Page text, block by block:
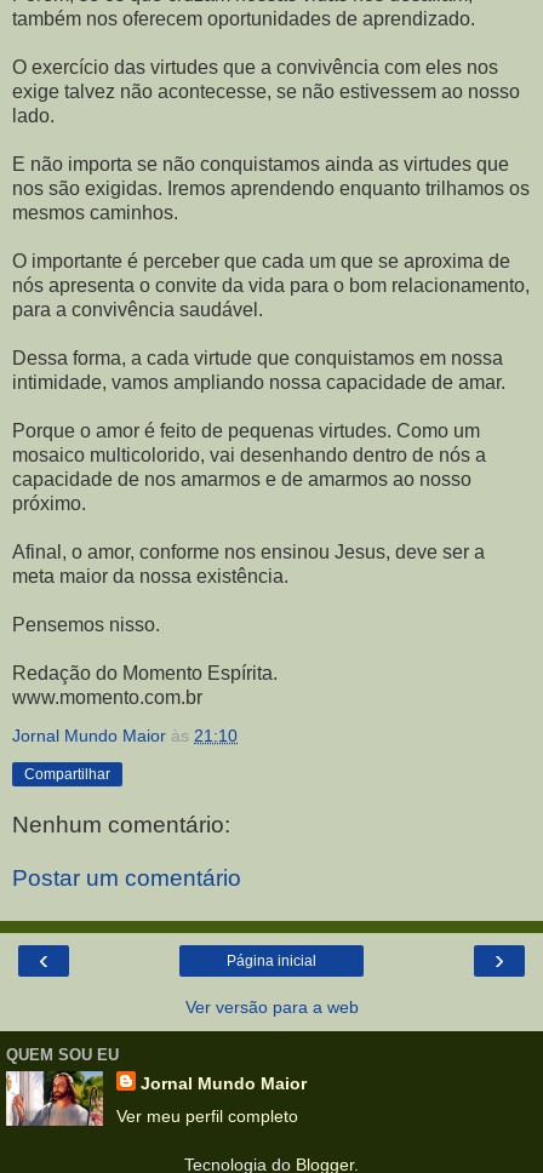
também nos oferecem oportunidades de aprendizado.
O exercício das virtudes que a convivência com eles nos
exige talvez não acontecesse, se não estivessem ao nosso
lado.
E não importa se não conquistamos ainda as virtudes que
nos são exigidas. Iremos aprendendo enquanto trilhamos os
mesmos caminhos.
O importante é perceber que cada um que se aproxima de
nós apresenta o convite da vida para o bom relacionamento,
para a convivência saudável.
Dessa forma, a cada virtude que conquistamos em nossa
intimidade, vamos ampliando nossa capacidade de amar.
Porque o amor é feito de pequenas virtudes. Como um
mosaico multicolorido, vai desenhando dentro de nós a
capacidade de nos amarmos e de amarmos ao nosso
próximo.
Afinal, o amor, conforme nos ensinou Jesus, deve ser a
meta maior da nossa existência.
Pensemos nisso.
Redação do Momento Espírita.
www.momento.com.br
Jornal Mundo Maior às 21:10
Compartilhar
Nenhum comentário:
Postar um comentário
‹ ›
Página inicial
Ver versão para a web
QUEM SOU EU
Jornal Mundo Maior
Ver meu perfil completo
Tecnologia do Blogger.